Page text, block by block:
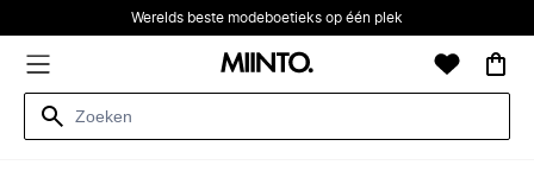
Werelds beste modeboetieks op één plek